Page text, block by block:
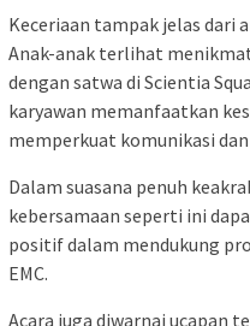
Keceriaan tampak jelas dari
Anak-anak terlihat
dengan satwa di Scientia
karyawan memanfaatkan
memperkuat komunikasi
Dalam suasana penuh
kebersamaan seperti ini
positif dalam mendukung
EMC.
Acara juga diwarnai ucapan